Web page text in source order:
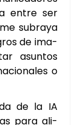
entre ser
sub­ra­ya
de ima­
asun­tos
o
de la IA
para ali­